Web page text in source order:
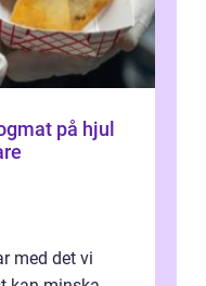
med det vi